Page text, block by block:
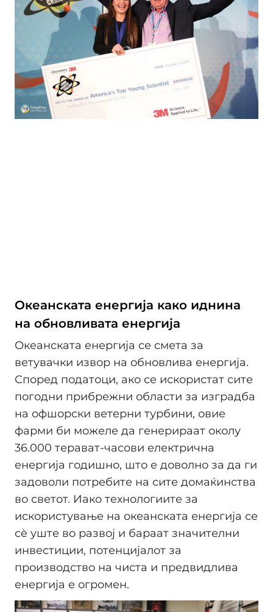
Океанската енергија како иднина
на обновливата енергија
Океанската енергија се смета за
ветувачки извор на обновлива енергија.
Според податоци, ако се искористат сите
погодни прибрежни области за изградба
на офшорски ветерни турбини, овие
фарми би можеле да генерираат околу
36.000 терават-часови електрична
енергија годишно, што е доволно за да ги
задоволи потребите на сите домаќинства
во светот. Иако технологиите за
искористување на океанската енергија се
сè уште во развој и бараат значителни
инвестиции, потенцијалот за
производство на чиста и предвидлива
енергија е огромен.